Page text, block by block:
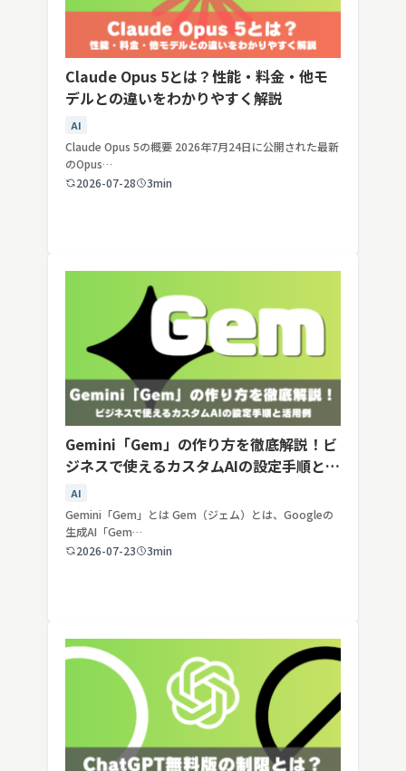
Claude Opus 5とは？性能・料金・他モ
デルとの違いをわかりやすく解説
AI
Claude Opus 5の概要 2026年7月24日に公開された最新
のOpus…
2026-07-28
3min
Gemini「Gem」の作り方を徹底解説！ビ
ジネスで使えるカスタムAIの設定手順と活
用例
AI
Gemini「Gem」とは Gem（ジェム）とは、Googleの
生成AI「Gem…
2026-07-23
3min